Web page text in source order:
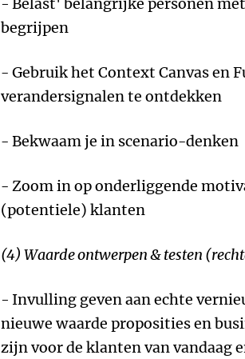
begrijpen
- Gebruik het Context Canvas en
verandersignalen te ontdekken
- Bekwaam je in scenario-denken
- Zoom in op onderliggende
(potentiele) klanten
(4) Waarde ontwerpen & testen
- Invulling geven aan echte
nieuwe waarde proposities en
zijn voor de klanten van vandaag